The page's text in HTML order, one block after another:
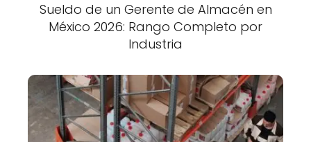
Sueldo de un Gerente de Almacén en
México 2026: Rango Completo por
Industria